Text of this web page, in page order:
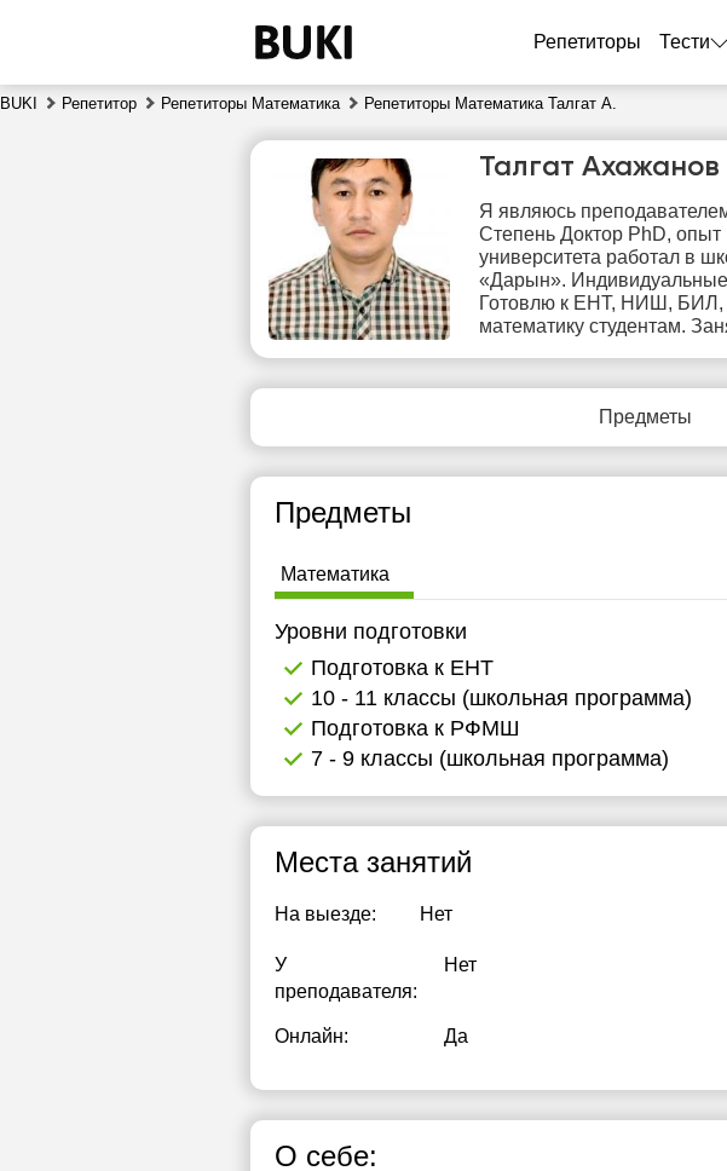
Репетиторы Тести
BUKI Репетитор Репетиторы Математика Репетиторы Математика Талгат А.
Талгат Ахажанов
Я являюсь
Степень Доктор PhD, опыт
университета работал в
«Дарын». Индивидуальные
Готовлю к ЕНТ, НИШ,
математику студентам.
Предметы
Предметы
Математика
Уровни подготовки
Подготовка к ЕНТ
10 - 11 классы (школьная программа)
Подготовка к РФМШ
7 - 9 классы (школьная программа)
Места занятий
На выезде: Нет
У
преподавателя:
Нет
Онлайн: Да
О себе:
сб
8
вс
9
пн
10
19:00
свободных
Нет